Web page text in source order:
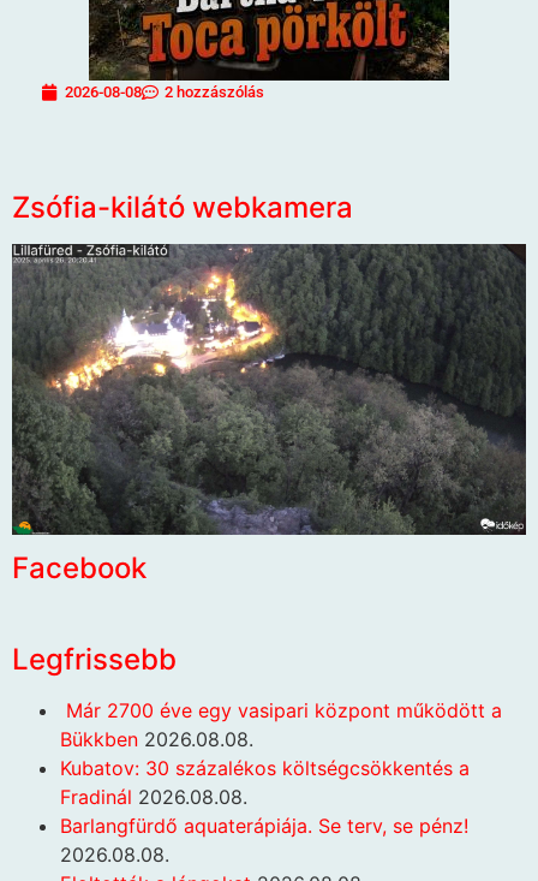
2026-08-08 2 hozzászólás
Zsófia-kilátó webkamera
Facebook
Legfrissebb
Már 2700 éve egy vasipari központ működött a
Bükkben 2026.08.08.
Kubatov: 30 százalékos költségcsökkentés a
Fradinál 2026.08.08.
Barlangfürdő aquaterápiája. Se terv, se pénz!
2026.08.08.